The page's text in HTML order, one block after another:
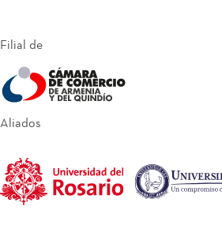
Filial de
Aliados